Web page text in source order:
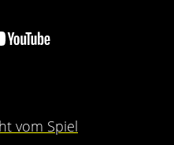
vom Spiel